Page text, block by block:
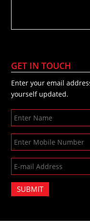
GET IN TOUCH
Enter your email
yourself updated.
SUBMIT